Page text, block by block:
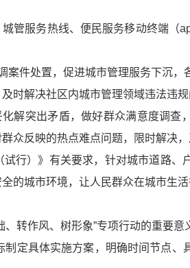
管服务热线、便民服务移动终端（
案件处置，促进城市管理服务下沉
时解决社区内城市管理领域违法违规
解突出矛盾，做好群众满意度调查
众反映的热点难点问题，限时解决，
行）》 有关要求，针对城市道路、
的城市环境，让人民群众在城市生活
转作风、树形象”专项行动的重要
定具体实施方案，明确时间节点、